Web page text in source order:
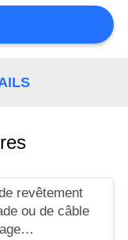
revêtement
ou de câble